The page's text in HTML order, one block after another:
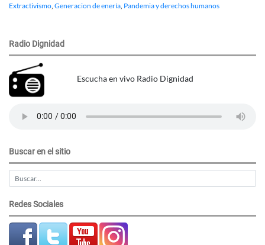
Extractivismo Generacion de enería Pandemia y derechos humanos
Radio Dignidad
Escucha en vivo Radio Dignidad
Buscar en el sitio
Redes Sociales